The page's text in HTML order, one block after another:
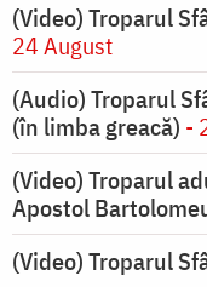
(Video) Troparul
24 August
(Audio) Troparul
(în limba greacă) -
(Video) Troparul
Apostol
(Video) Troparul